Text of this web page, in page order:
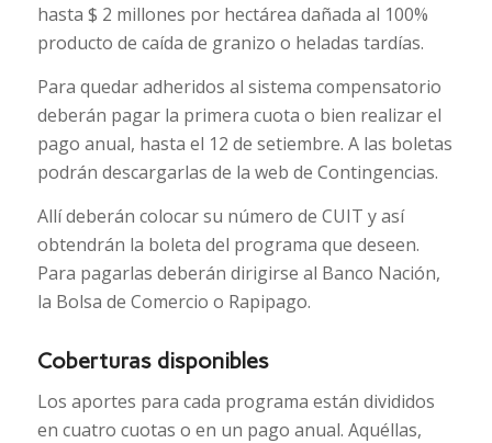
hasta $ 2 millones por hectárea dañada al 100%
producto de caída de granizo o heladas tardías.
Para quedar adheridos al sistema compensatorio
deberán pagar la primera cuota o bien realizar el
pago anual, hasta el 12 de setiembre. A las boletas
podrán descargarlas de la web de Contingencias.
Allí deberán colocar su número de CUIT y así
obtendrán la boleta del programa que deseen.
Para pagarlas deberán dirigirse al Banco Nación,
la Bolsa de Comercio o Rapipago.
Coberturas disponibles
Los aportes para cada programa están divididos
en cuatro cuotas o en un pago anual. Aquéllas,